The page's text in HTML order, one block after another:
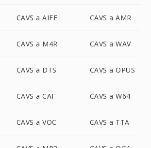
CAVS a AIFF CAVS a AMR
CAVS a M4R CAVS a WAV
CAVS a DTS CAVS a OPUS
CAVS a CAF CAVS a W64
CAVS a VOC CAVS a TTA